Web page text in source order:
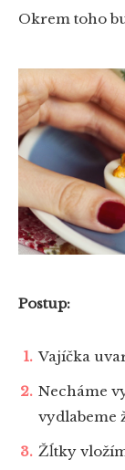
Okrem toho
Postup:
Vajíčka
Necháme
vydlabeme
Žĺtky